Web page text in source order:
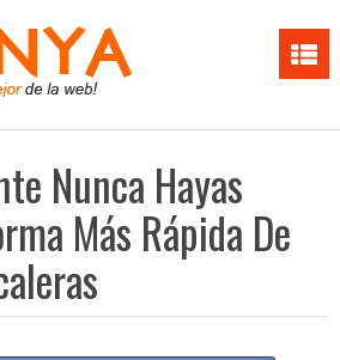
Nunca Hayas
Más Rápida De